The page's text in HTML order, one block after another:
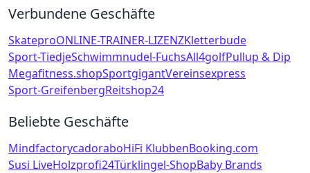
Verbundene Geschäfte
SkateproONLINE-TRAINER-LIZENZKletterbude
Sport-TiedjeSchwimmnudel-FuchsAll4golfPullup & Dip
Megafitness.shopSportgigantVereinsexpress
Sport-GreifenbergReitshop24
Beliebte Geschäfte
MindfactorycadoraboHiFi KlubbenBooking.com
Susi LiveHolzprofi24Türklingel-ShopBaby Brands